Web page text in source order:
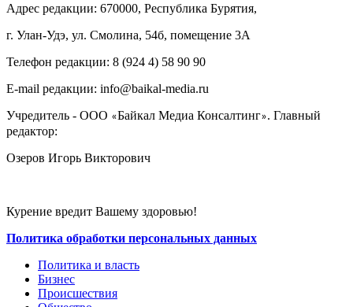
Адрес редакции: 670000, Республика Бурятия,
г. Улан-Удэ, ул. Смолина, 54б, помещение 3А
Телефон редакции: ‎‎8 (924 4) 58 90 90
E-mail редакции: info@baikal-media.ru
Учредитель - ООО «Байкал Медиа Консалтинг». Главный
редактор:
Озеров Игорь Викторович
Курение вредит Вашему здоровью!
Политика обработки персональных данных
Политика и власть
Бизнес
Происшествия